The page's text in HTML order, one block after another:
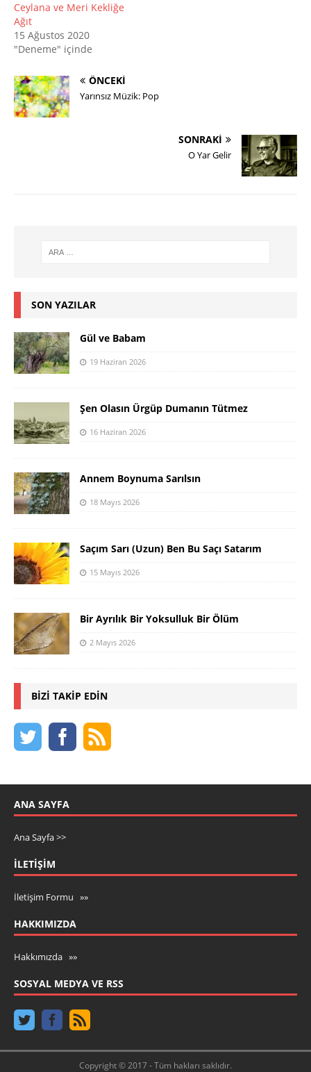
Ceylana ve Meri Kekliğe
Ağıt
15 Ağustos 2020
"Deneme" içinde
ÖNCEKI
Yarınsız Müzik: Pop
SONRAKI
O Yar Gelir
SON YAZILAR
Gül ve Babam
19 Haziran 2026
Şen Olasın Ürgüp Dumanın Tütmez
16 Haziran 2026
Annem Boynuma Sarılsın
18 Mayıs 2026
Saçım Sarı (Uzun) Ben Bu Saçı Satarım
15 Mayıs 2026
Bir Ayrılık Bir Yoksulluk Bir Ölüm
2 Mayıs 2026
BIZI TAKIP EDIN
ANA SAYFA
Ana Sayfa >>
İLETIŞIM
İletişim Formu »»
HAKKIMIZDA
Hakkımızda »»
SOSYAL MEDYA VE RSS
Copyright © 2017 - Tüm hakları saklıdır.